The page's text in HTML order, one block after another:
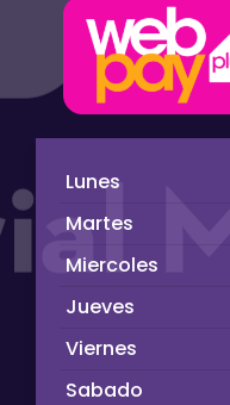
Lunes
Martes
Miercoles
Jueves
Viernes
Sabado